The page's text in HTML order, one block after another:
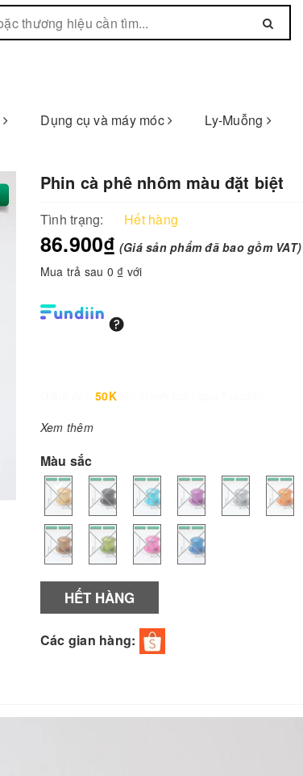
Dụng cụ và máy móc Ly-Muỗng
Phin cà phê nhôm màu đặt biệt
Tình trạng: Hết hàng
86.900₫ (Giá sản phẩm đã bao gồm VAT)
Mua trả sau 0 ₫ với
50K
Xem thêm
Màu sắc
HẾT HÀNG
Các gian hàng: